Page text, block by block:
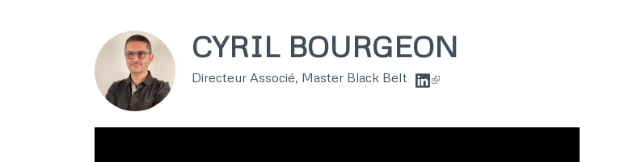
CYRIL BOURGEON
Directeur Associé, Master Black Belt